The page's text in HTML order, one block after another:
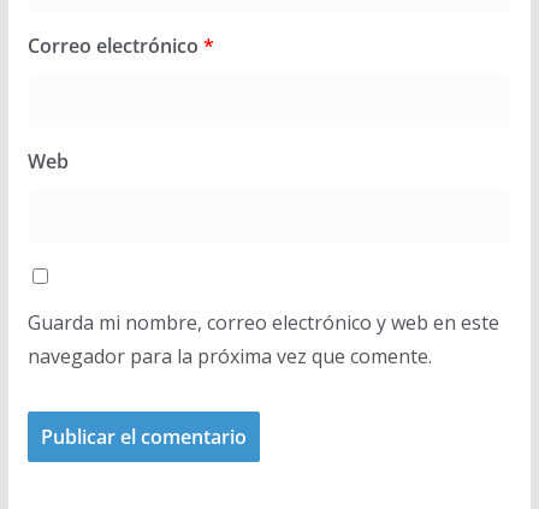
Correo electrónico *
Web
Guarda mi nombre, correo electrónico y web en este
navegador para la próxima vez que comente.